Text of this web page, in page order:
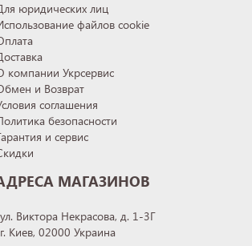
юридических лиц
файлов cookie
компании Укрсервис
и Возврат
соглашения
безопасности
и сервис
МАГАЗИНОВ
ул. Виктора Некрасова, д. 1-3Г
г. Киев, 02000 Украина